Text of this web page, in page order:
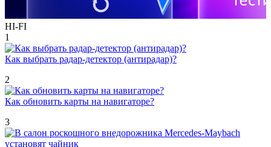
HI-FI
1
Как выбрать радар-детектор (антирадар)?
2
Как обновить карты на навигаторе?
3